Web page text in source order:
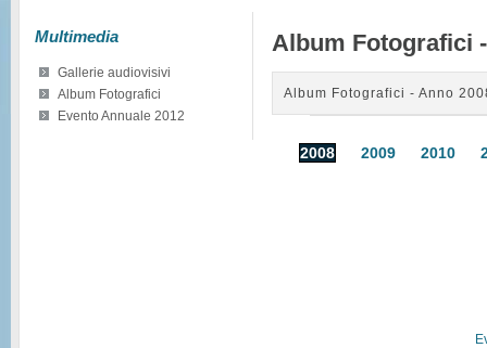
Multimedia
Gallerie audiovisivi
Album Fotografici
Evento Annuale 2012
Album Fotografici
Album Fotografici - Anno
2008 2009 2010